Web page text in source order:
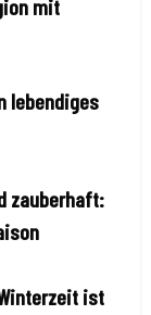
mit
lebendiges
zauberhaft:
ist